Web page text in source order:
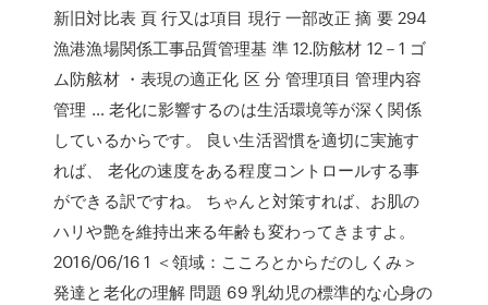
新旧対比表 頁 行又は項目 現行 一部改正 摘 要 294
漁港漁場関係工事品質管理基 準 12.防舷材 12－1 ゴ
ム防舷材 ・表現の適正化 区 分 管理項目 管理内容
管理 … 老化に影響するのは生活環境等が深く関係
しているからです。 良い生活習慣を適切に実施す
れば、 老化の速度をある程度コントロールする事
ができる訳ですね。 ちゃんと対策すれば、お肌の
ハリや艶を維持出来る年齢も変わってきますよ。
2016/06/16 1 ＜領域：こころとからだのしくみ＞
発達と老化の理解 問題 69 乳幼児の標準的な心身の